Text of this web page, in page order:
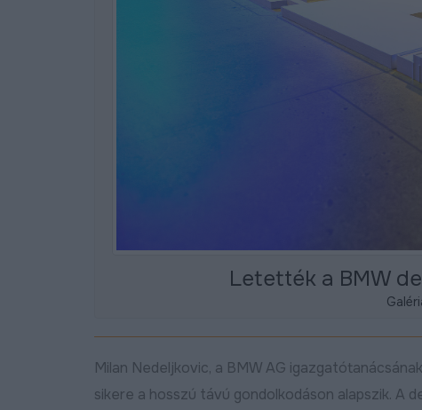
Letették a BMW
Milan Nedeljkovic, a BMW AG
sikere a hosszú távú gondolkodáson alapszik. A